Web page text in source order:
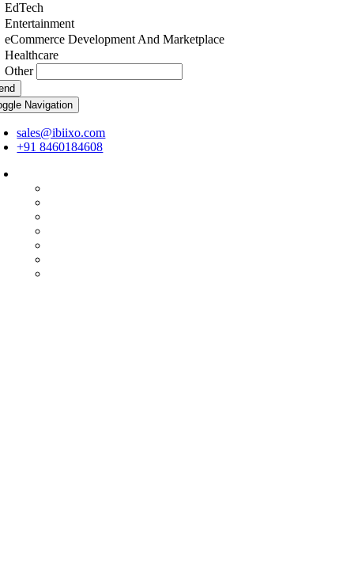
EdTech
Entertainment
eCommerce Development And Marketplace
Healthcare
Other
Navigation
sales@ibiixo.com
+91 8460184608